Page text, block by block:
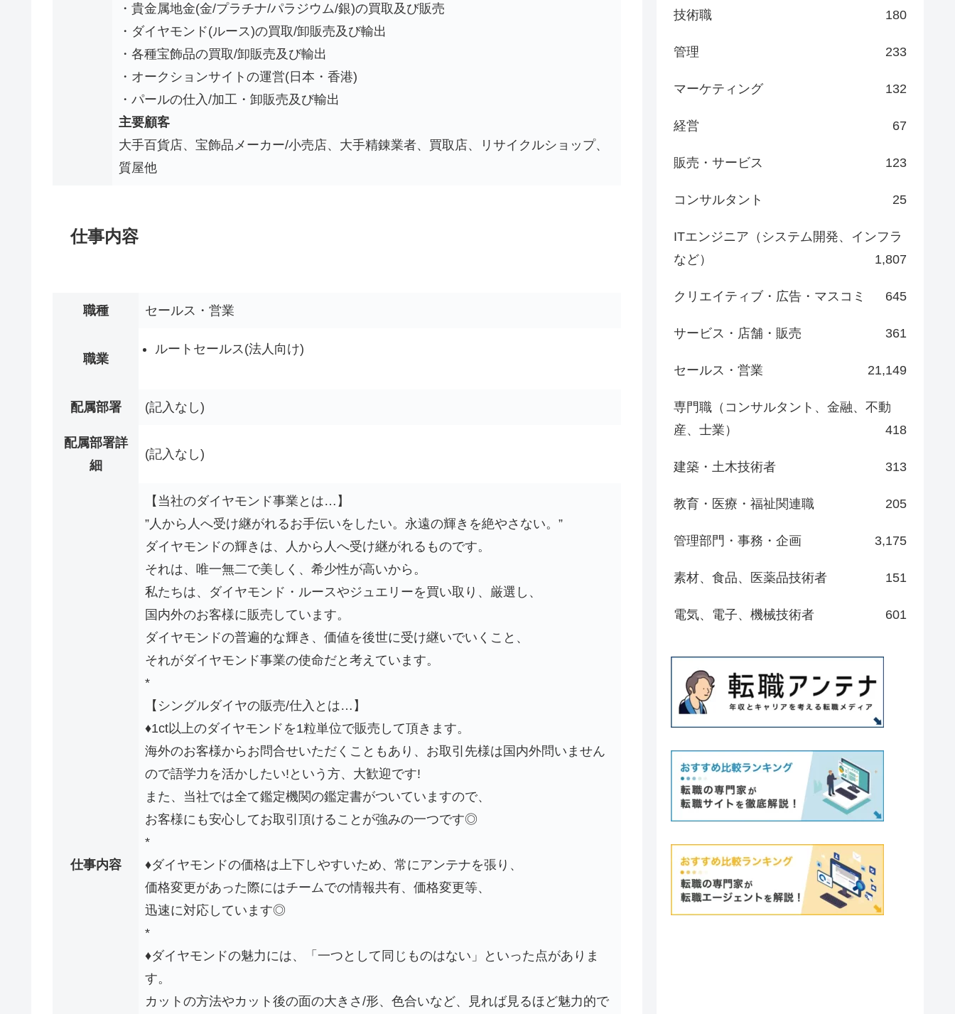
・貴金属地金(金/プラチナ/パラジウム/銀)の買取及び販売
・ダイヤモンド(ルース)の買取/卸販売及び輸出
・各種宝飾品の買取/卸販売及び輸出
・オークションサイトの運営(日本・香港)
・パールの仕入/加工・卸販売及び輸出
主要顧客
大手百貨店、宝飾品メーカー/小売店、大手精錬業者、買取店、リサイクルショップ、
質屋他
仕事内容
職種 セールス・営業
職業
ルートセールス(法人向け)
配属部署 (記入なし)
配属部署詳
細
(記入なし)
仕事内容
【当社のダイヤモンド事業とは…】
”人から人へ受け継がれるお手伝いをしたい。永遠の輝きを絶やさない。”
ダイヤモンドの輝きは、人から人へ受け継がれるものです。
それは、唯一無二で美しく、希少性が高いから。
私たちは、ダイヤモンド・ルースやジュエリーを買い取り、厳選し、
国内外のお客様に販売しています。
ダイヤモンドの普遍的な輝き、価値を後世に受け継いでいくこと、
それがダイヤモンド事業の使命だと考えています。
*
【シングルダイヤの販売/仕入とは…】
♦1ct以上のダイヤモンドを1粒単位で販売して頂きます。
海外のお客様からお問合せいただくこともあり、お取引先様は国内外問いません
ので語学力を活かしたい!という方、大歓迎です!
また、当社では全て鑑定機関の鑑定書がついていますので、
お客様にも安心してお取引頂けることが強みの一つです◎
*
♦ダイヤモンドの価格は上下しやすいため、常にアンテナを張り、
価格変更があった際にはチームでの情報共有、価格変更等、
迅速に対応しています◎
*
♦ダイヤモンドの魅力には、「一つとして同じものはない」といった点がありま
す。
カットの方法やカット後の面の大きさ/形、色合いなど、見れば見るほど魅力的で
技術職 180
管理 233
マーケティング 132
経営 67
販売・サービス 123
コンサルタント 25
ITエンジニア（システム開発、インフラ
など）
1,807
クリエイティブ・広告・マスコミ 645
サービス・店舗・販売 361
セールス・営業 21,149
専門職（コンサルタント、金融、不動
産、士業）
418
建築・土木技術者 313
教育・医療・福祉関連職 205
管理部門・事務・企画 3,175
素材、食品、医薬品技術者 151
電気、電子、機械技術者 601